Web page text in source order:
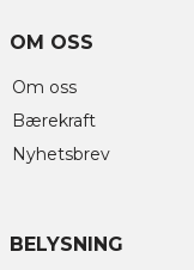
OM OSS
Om oss
Bærekraft
Nyhetsbrev
BELYSNING